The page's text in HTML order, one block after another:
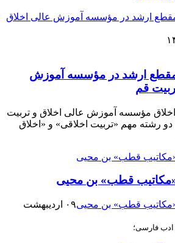
مقطع ارشد در مؤسسه آموزش
قم
مؤسسه آموزش عالی اخلاق و تربیت
رشته مهم «تربیت اخلاقی» و «اخلاق
قطب» بن محیی
۰۹ اردیبهشت
ادب فارسی؛